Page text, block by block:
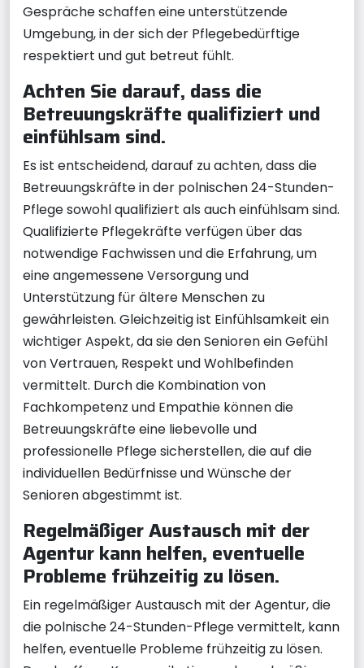
Gespräche schaffen eine unterstützende
Umgebung, in der sich der Pflegebedürftige
respektiert und gut betreut fühlt.
Achten Sie darauf, dass die
Betreuungskräfte qualifiziert und
einfühlsam sind.
Es ist entscheidend, darauf zu achten, dass die
Betreuungskräfte in der polnischen 24-Stunden-
Pflege sowohl qualifiziert als auch einfühlsam sind.
Qualifizierte Pflegekräfte verfügen über das
notwendige Fachwissen und die Erfahrung, um
eine angemessene Versorgung und
Unterstützung für ältere Menschen zu
gewährleisten. Gleichzeitig ist Einfühlsamkeit ein
wichtiger Aspekt, da sie den Senioren ein Gefühl
von Vertrauen, Respekt und Wohlbefinden
vermittelt. Durch die Kombination von
Fachkompetenz und Empathie können die
Betreuungskräfte eine liebevolle und
professionelle Pflege sicherstellen, die auf die
individuellen Bedürfnisse und Wünsche der
Senioren abgestimmt ist.
Regelmäßiger Austausch mit der
Agentur kann helfen, eventuelle
Probleme frühzeitig zu lösen.
Ein regelmäßiger Austausch mit der Agentur, die
die polnische 24-Stunden-Pflege vermittelt, kann
helfen, eventuelle Probleme frühzeitig zu lösen.